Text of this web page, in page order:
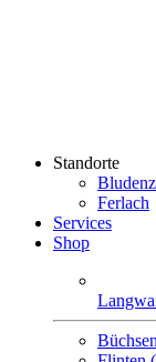
Standorte
Bludenz
Ferlach
Services
Shop